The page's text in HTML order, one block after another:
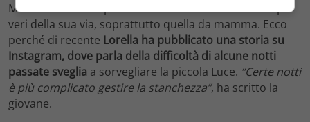
Ma all’ex ballerina piace anche mostrare i momenti più
veri della sua via, soprattutto quella da mamma. Ecco
perché di recente Lorella ha pubblicato una storia su
Instagram, dove parla della difficoltà di alcune notti
passate sveglia a sorvegliare la piccola Luce. “Certe notti
è più complicato gestire la stanchezza”, ha scritto la
giovane.